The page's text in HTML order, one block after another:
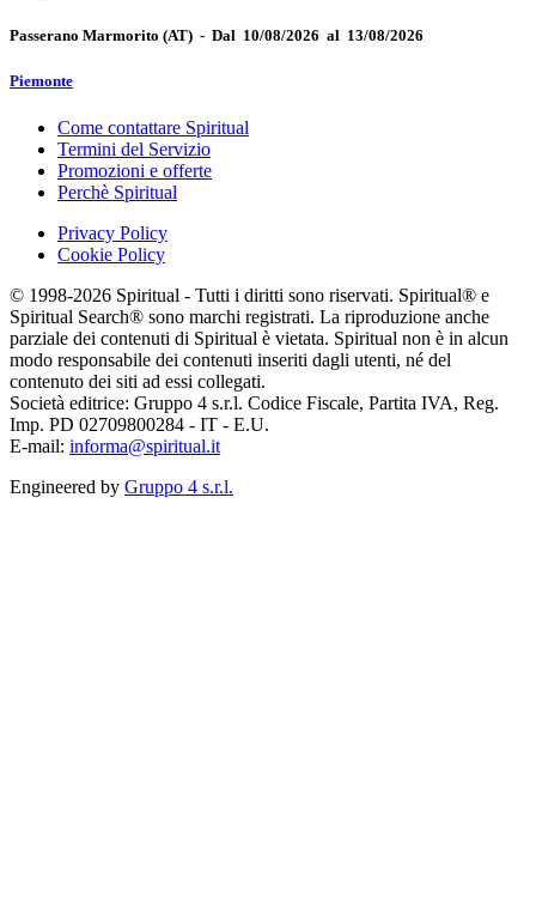
Passerano Marmorito (AT) - Dal 10/08/2026 al 13/08/2026
Piemonte
Come contattare Spiritual
Termini del Servizio
Promozioni e offerte
Perchè Spiritual
Privacy Policy
Cookie Policy
© 1998-2026 Spiritual - Tutti i diritti sono riservati. Spiritual® e
Spiritual Search® sono marchi registrati. La riproduzione anche
parziale dei contenuti di Spiritual è vietata. Spiritual non è in alcun
modo responsabile dei contenuti inseriti dagli utenti, né del
contenuto dei siti ad essi collegati.
Società editrice: Gruppo 4 s.r.l. Codice Fiscale, Partita IVA, Reg.
Imp. PD 02709800284 - IT - E.U.
E-mail: informa@spiritual.it
Engineered by Gruppo 4 s.r.l.